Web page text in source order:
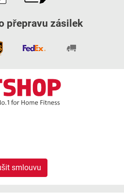
přepravu zásilek
smlouvu